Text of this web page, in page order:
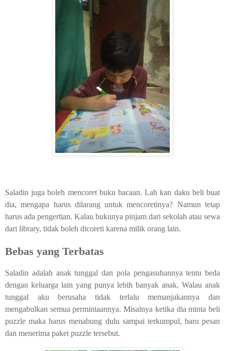
Saladin juga boleh mencoret buku bacaan. Lah kan daku beli buat
dia, mengapa harus dilarang untuk mencoretinya? Namun tetap
harus ada pengertian. Kalau bukunya pinjam dari sekolah atau sewa
dari library, tidak boleh dicoreti karena milik orang lain.
Bebas yang Terbatas
Saladin adalah anak tunggal dan pola pengasuhannya tentu beda
dengan keluarga lain yang punya lebih banyak anak. Walau anak
tunggal aku berusaha tidak terlalu memanjakannya dan
mengabulkan semua permintaannya. Misalnya ketika dia minta beli
puzzle maka harus menabung dulu sampai terkumpul, baru pesan
dan menerima paket puzzle tersebut.